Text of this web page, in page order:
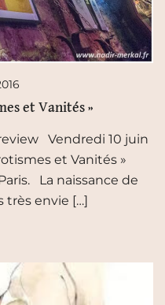
et Vanités »
Vendredi 10 juin
et Vanités »
La naissance de
très envie […]